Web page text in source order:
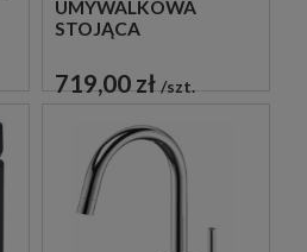
UMYWALKOWA
STOJĄCA
CZARNA
719,00 zł szt.